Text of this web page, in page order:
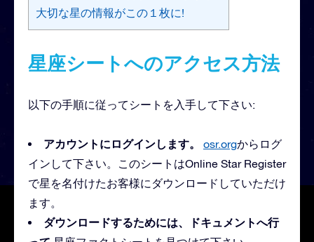
大切な星の情報がこの１枚に!
星座シートへのアクセス方法
以下の手順に従ってシートを入手して下さい:
アカウントにログインします。 osr.orgからログ
インして下さい。このシートはOnline Star Register
で星を名付けたお客様にダウンロードしていただけ
ます。
ダウンロードするためには、ドキュメントへ行